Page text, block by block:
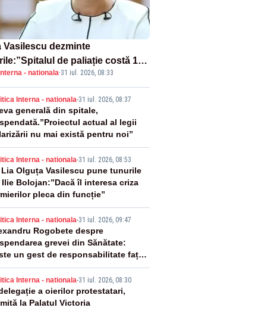
Vasilescu dezminte
de paliație costă 199
de euro, nu 500 de
- nationala·31 iul. 2026, 08:33
Interna - nationala-31 iul. 2026, 08:37
generală din spitale,
actual al legii
nu mai există pentru noi”
Interna - nationala-31 iul. 2026, 08:53
Lia Olguța Vasilescu pune tunurile
Ilie Bolojan:”Dacă îl interesa criza
pleca din funcție”
Interna - nationala-31 iul. 2026, 09:47
Rogobete despre
grevei din Sănătate:
un gest de responsabilitate față
pacienți”
Interna - nationala-31 iul. 2026, 08:30
a oierilor protestatari,
la Palatul Victoria